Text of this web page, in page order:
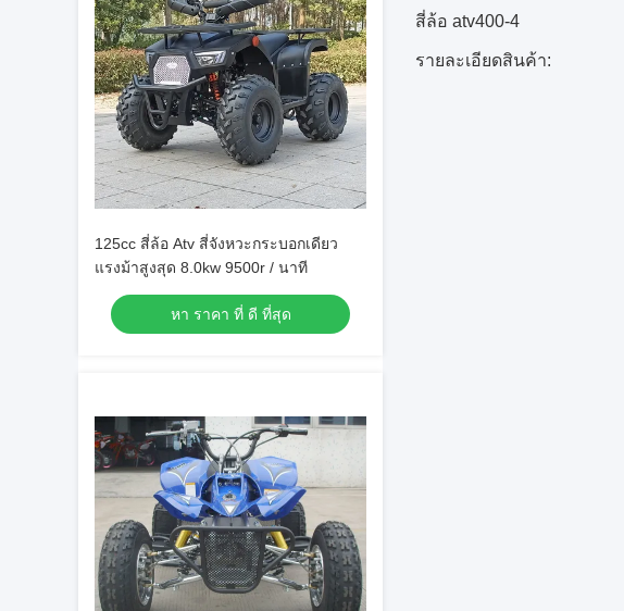
125cc สี่ล้อ Atv สี่จังหวะกระบอกเดียว
แรงม้าสูงสุด 8.0kw 9500r / นาที
หา ราคา ที่ ดี ที่สุด
สี่ล้อ atv400-4
รายละเอียดสินค้า: